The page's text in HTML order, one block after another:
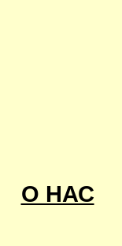
О НАС